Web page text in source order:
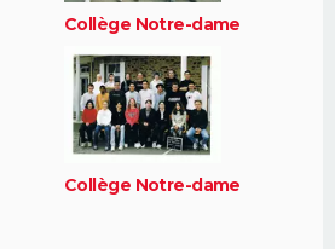
Collège Notre-dame
Collège Notre-dame